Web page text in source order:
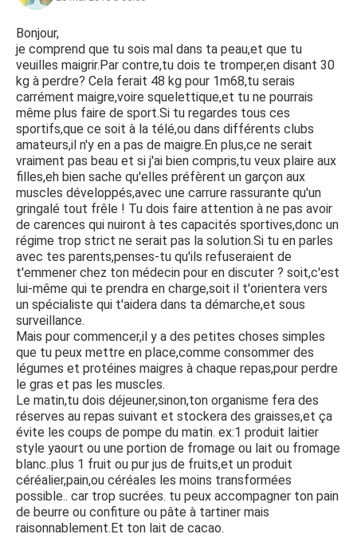
Bonjour,
je comprend que tu sois mal dans ta peau,et que tu
veuilles maigrir.Par contre,tu dois te tromper,en disant 30
kg à perdre? Cela ferait 48 kg pour 1m68,tu serais
carrément maigre,voire squelettique,et tu ne pourrais
même plus faire de sport.Si tu regardes tous ces
sportifs,que ce soit à la télé,ou dans différents clubs
amateurs,il n'y en a pas de maigre.En plus,ce ne serait
vraiment pas beau et si j'ai bien compris,tu veux plaire aux
filles,eh bien sache qu'elles préfèrent un garçon aux
muscles développés,avec une carrure rassurante qu'un
gringalé tout frêle ! Tu dois faire attention à ne pas avoir
de carences qui nuiront à tes capacités sportives,donc un
régime trop strict ne serait pas la solution.Si tu en parles
avec tes parents,penses-tu qu'ils refuseraient de
t'emmener chez ton médecin pour en discuter ? soit,c'est
lui-même qui te prendra en charge,soit il t'orientera vers
un spécialiste qui t'aidera dans ta démarche,et sous
surveillance.
Mais pour commencer,il y a des petites choses simples
que tu peux mettre en place,comme consommer des
légumes et protéines maigres à chaque repas,pour perdre
le gras et pas les muscles.
Le matin,tu dois déjeuner,sinon,ton organisme fera des
réserves au repas suivant et stockera des graisses,et ça
évite les coups de pompe du matin. ex:1 produit laitier
style yaourt ou une portion de fromage ou lait ou fromage
blanc..plus 1 fruit ou pur jus de fruits,et un produit
céréalier,pain,ou céréales les moins transformées
possible.. car trop sucrées. tu peux accompagner ton pain
de beurre ou confiture ou pâte à tartiner mais
raisonnablement.Et ton lait de cacao.